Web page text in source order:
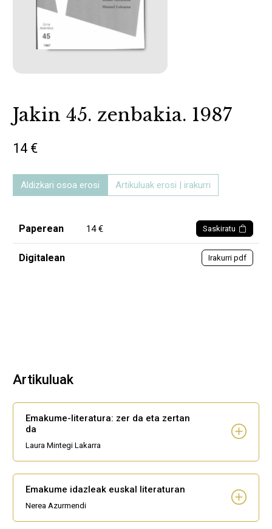
Jakin 45. zenbakia. 1987
14 €
Aldizkari osoa erosi Artikuluak erosi | irakurri
Paperean 14 € Saskiratu
Digitalean Irakurri pdf
Artikuluak
Emakume-literatura: zer da eta zertan
da
Laura Mintegi Lakarra
Emakume idazleak euskal literaturan
Nerea Azurmendi